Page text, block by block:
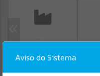
ISS/ALVARÁ
Aviso do Sistema
Erro